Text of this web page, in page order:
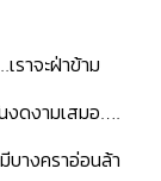
าจะฝ่าข้าม
ดงามเสมอ….
บางคราอ่อนล้า